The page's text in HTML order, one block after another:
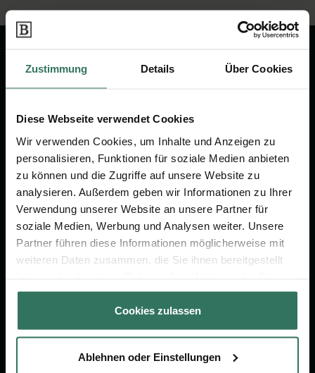
Zustimmung Details Über Cookies
Diese Webseite verwendet Cookies
Wir verwenden Cookies, um Inhalte und Anzeigen zu
personalisieren, Funktionen für soziale Medien anbieten
zu können und die Zugriffe auf unsere Website zu
analysieren. Außerdem geben wir Informationen zu Ihrer
Verwendung unserer Website an unsere Partner für
soziale Medien, Werbung und Analysen weiter. Unsere
Partner führen diese Informationen möglicherweise mit
weiteren Daten zusammen, die Sie ihnen bereitgestellt
gesammelt haben.
Cookies zulassen
Ablehnen oder Einstellungen
Wir sind Ihr Ansprechpartner rund
um das Thema Bestattung &
Jetzt beraten lassen
FÜR SIE
Vergleich
FÜR BESTATTER
Online-Portal